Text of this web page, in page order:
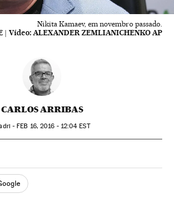
Nikita Kamaev, em novembro passado.
| Vídeo: ALEXANDER ZEMLIANICHENKO AP
CARLOS ARRIBAS
-FEB 16, 2016 - 12:04 EST
en TwitterRedes Sociales